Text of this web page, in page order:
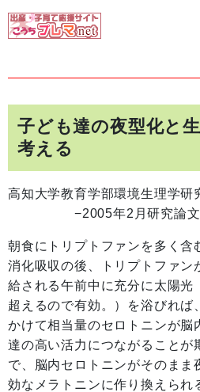
子ども達の夜型化と
考える
高知大学教育学部環境生理学
−2005年2月研究論文
朝食にトリプトファンを多く含
消化吸収の後、トリプトファン
給される午前中に充分に太陽光
超えるので有効。）を浴びれば
かけて相当量のセロトニンが脳
達の高い活力につながることが
で、脳内セロトニンがそのまま
効なメラトニンに作り換えられ